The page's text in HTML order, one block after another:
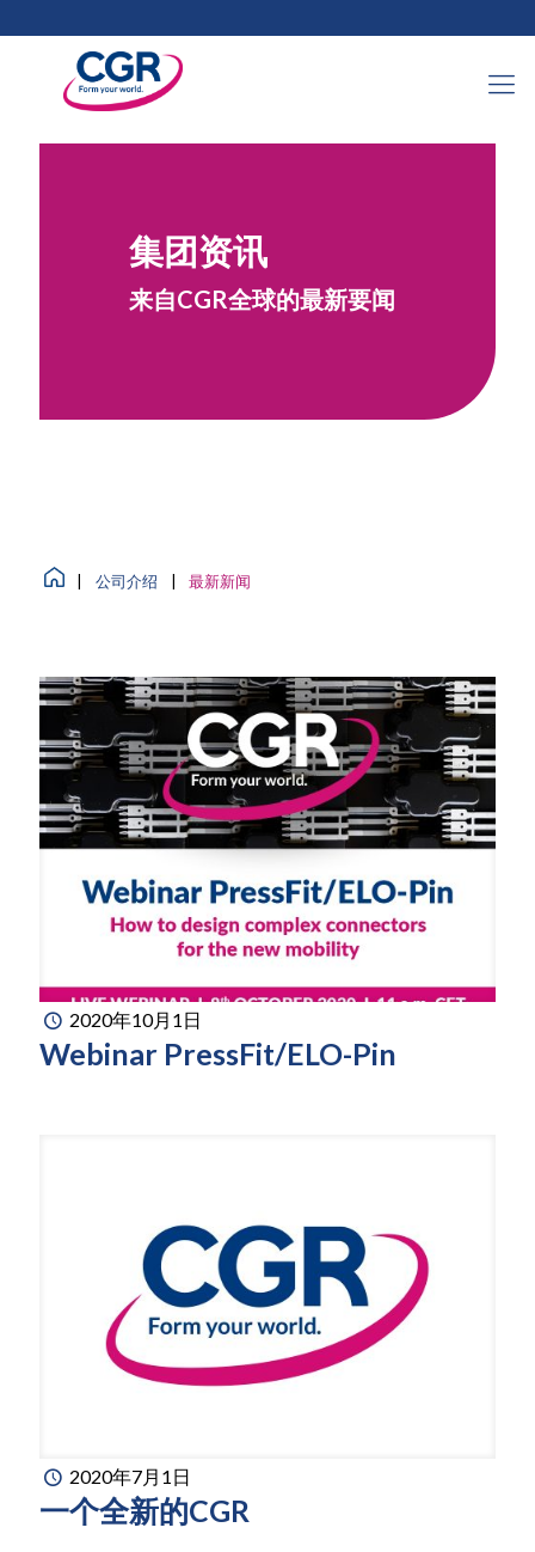
集团资讯
来自CGR全球的最新要闻
公司介绍 最新新闻
2020年10月1日
Webinar PressFit/ELO-Pin
2020年7月1日
一个全新的CGR